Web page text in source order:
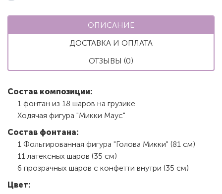
ОПИСАНИЕ
ДОСТАВКА И ОПЛАТА
ОТЗЫВЫ (0)
Состав композиции:
1 фонтан из 18 шаров на грузике
Ходячая фигура "Микки Маус"
Состав фонтана:
1 Фольгированная фигура "Голова Микки" (81 см)
11 латексных шаров (35 см)
6 прозрачных шаров с конфетти внутри (35 см)
Цвет: